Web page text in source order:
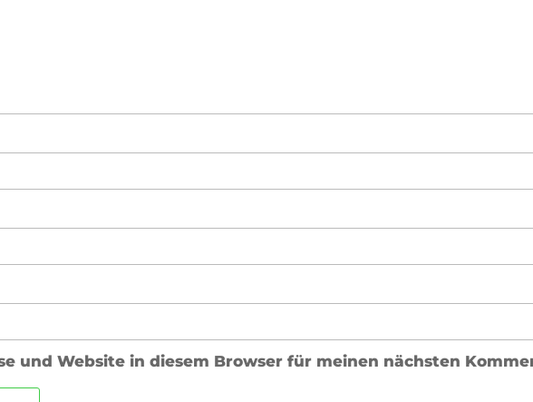
und Website in diesem Browser für meinen nächsten